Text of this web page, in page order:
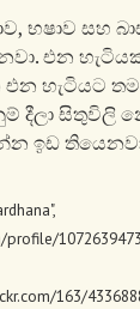
භෂාව සහ
එන
එන හැටියට
දීලා සිතුවිලි
ඉඩ
163/